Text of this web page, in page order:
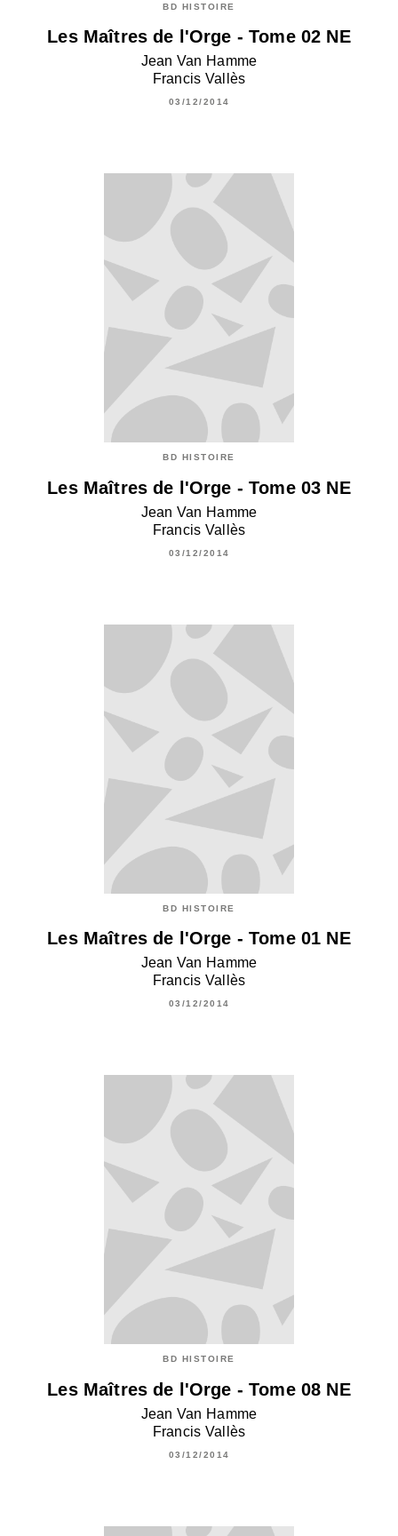
BD HISTOIRE
Les Maîtres de l'Orge - Tome 02 NE
Jean Van Hamme
Francis Vallès
03/12/2014
BD HISTOIRE
Les Maîtres de l'Orge - Tome 03 NE
Jean Van Hamme
Francis Vallès
03/12/2014
BD HISTOIRE
Les Maîtres de l'Orge - Tome 01 NE
Jean Van Hamme
Francis Vallès
03/12/2014
BD HISTOIRE
Les Maîtres de l'Orge - Tome 08 NE
Jean Van Hamme
Francis Vallès
03/12/2014